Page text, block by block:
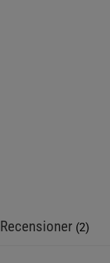
Recensioner (2)